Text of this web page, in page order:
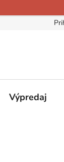
Výpredaj